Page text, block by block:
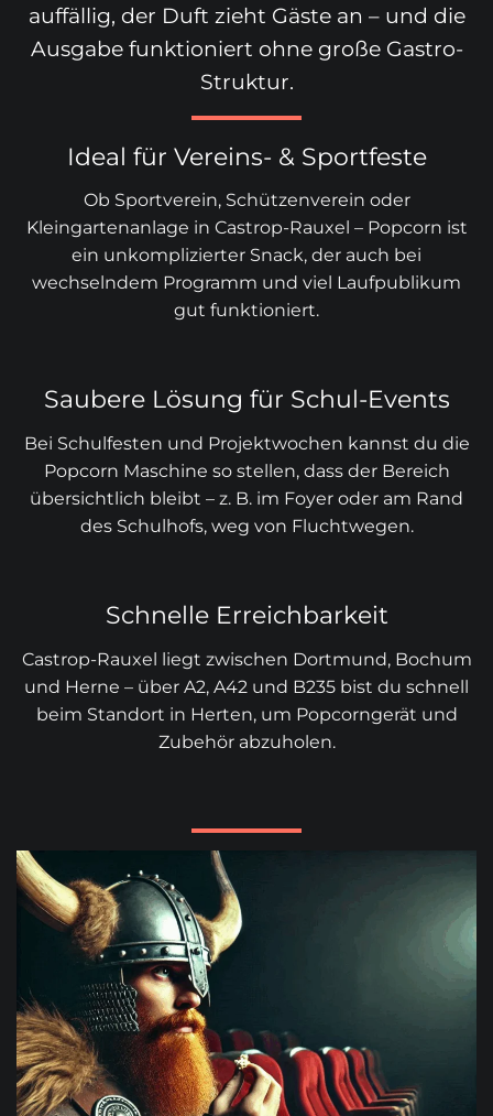
auffällig, der Duft zieht Gäste an – und die
Ausgabe funktioniert ohne große Gastro-
Struktur.
Ideal für Vereins- & Sportfeste
Ob Sportverein, Schützenverein oder
Kleingartenanlage in Castrop-Rauxel – Popcorn ist
ein unkomplizierter Snack, der auch bei
wechselndem Programm und viel Laufpublikum
gut funktioniert.
Saubere Lösung für Schul-Events
Bei Schulfesten und Projektwochen kannst du die
Popcorn Maschine so stellen, dass der Bereich
übersichtlich bleibt – z. B. im Foyer oder am Rand
des Schulhofs, weg von Fluchtwegen.
Schnelle Erreichbarkeit
Castrop-Rauxel liegt zwischen Dortmund, Bochum
und Herne – über A2, A42 und B235 bist du schnell
beim Standort in Herten, um Popcorngerät und
Zubehör abzuholen.